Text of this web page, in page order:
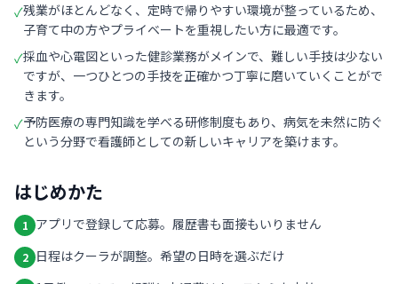
✓残業がほとんどなく、定時で帰りやすい環境が整っているため、
子育て中の方やプライベートを重視したい方に最適です。
✓採血や心電図といった健診業務がメインで、難しい手技は少ない
ですが、一つひとつの手技を正確かつ丁寧に磨いていくことがで
きます。
✓予防医療の専門知識を学べる研修制度もあり、病気を未然に防ぐ
という分野で看護師としての新しいキャリアを築けます。
はじめかた
1 アプリで登録して応募。履歴書も面接もいりません
2 日程はクーラが調整。希望の日時を選ぶだけ